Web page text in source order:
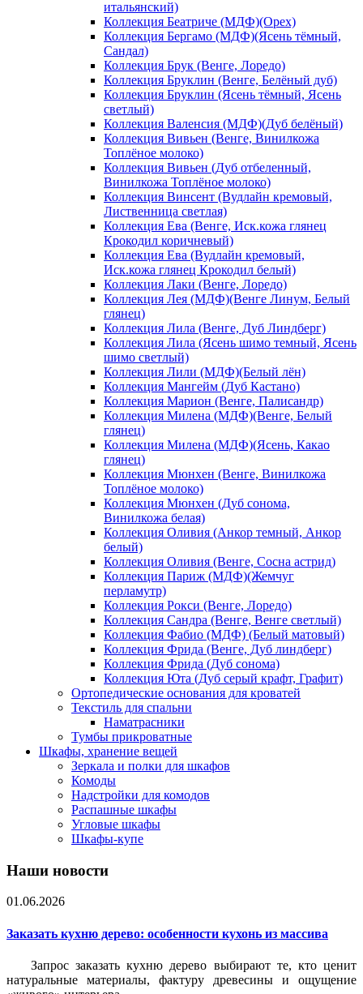
итальянский)
Коллекция Беатриче (МДФ)(Орех)
Коллекция Бергамо (МДФ)(Ясень тёмный,
Сандал)
Коллекция Брук (Венге, Лоредо)
Коллекция Бруклин (Венге, Белёный дуб)
Коллекция Бруклин (Ясень тёмный, Ясень
светлый)
Коллекция Валенсия (МДФ)(Дуб белёный)
Коллекция Вивьен (Венге, Винилкожа
Топлёное молоко)
Коллекция Вивьен (Дуб отбеленный,
Винилкожа Топлёное молоко)
Коллекция Винсент (Вудлайн кремовый,
Лиственница светлая)
Коллекция Ева (Венге, Иск.кожа глянец
Крокодил коричневый)
Коллекция Ева (Вудлайн кремовый,
Иск.кожа глянец Крокодил белый)
Коллекция Лаки (Венге, Лоредо)
Коллекция Лея (МДФ)(Венге Линум, Белый
глянец)
Коллекция Лила (Венге, Дуб Линдберг)
Коллекция Лила (Ясень шимо темный, Ясень
шимо светлый)
Коллекция Лили (МДФ)(Белый лён)
Коллекция Мангейм (Дуб Кастано)
Коллекция Марион (Венге, Палисандр)
Коллекция Милена (МДФ)(Венге, Белый
глянец)
Коллекция Милена (МДФ)(Ясень, Какао
глянец)
Коллекция Мюнхен (Венге, Винилкожа
Топлёное молоко)
Коллекция Мюнхен (Дуб сонома,
Винилкожа белая)
Коллекция Оливия (Анкор темный, Анкор
белый)
Коллекция Оливия (Венге, Сосна астрид)
Коллекция Париж (МДФ)(Жемчуг
перламутр)
Коллекция Рокси (Венге, Лоредо)
Коллекция Сандра (Венге, Венге светлый)
Коллекция Фабио (МДФ) (Белый матовый)
Коллекция Фрида (Венге, Дуб линдберг)
Коллекция Фрида (Дуб сонома)
Коллекция Юта (Дуб серый крафт, Графит)
Ортопедические основания для кроватей
Текстиль для спальни
Наматрасники
Тумбы прикроватные
Шкафы, хранение вещей
Зеркала и полки для шкафов
Комоды
Надстройки для комодов
Распашные шкафы
Угловые шкафы
Шкафы-купе
Наши новости
01.06.2026
Заказать кухню дерево: особенности кухонь из массива
Запрос заказать кухню дерево выбирают те, кто ценит
натуральные материалы, фактуру древесины и ощущение